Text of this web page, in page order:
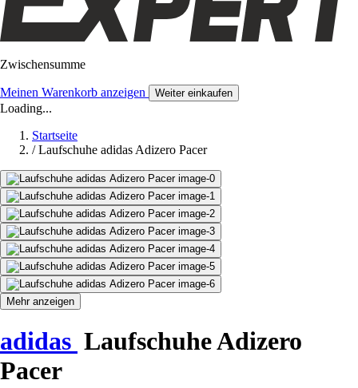
Zwischensumme
Meinen Warenkorb anzeigen Weiter einkaufen
Loading...
Startseite
/ Laufschuhe adidas Adizero Pacer
Mehr anzeigen
adidas Laufschuhe Adizero
Pacer